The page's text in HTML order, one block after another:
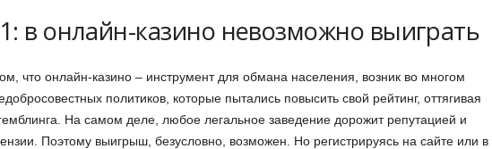
в онлайн-казино невозможно выиграть
что онлайн-казино – инструмент для обмана населения, возник во многом
политиков, которые пытались повысить свой рейтинг, оттягивая
На самом деле, любое легальное заведение дорожит репутацией и
Поэтому выигрыш, безусловно, возможен. Но регистрируясь на сайте или в